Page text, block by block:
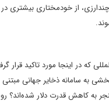
از خودمختاری بیشتری
که در اینجا مورد تاکید قرار
به سامانه ذخایر جهانی
به کاهش قدرت دلار شده‌اند؟